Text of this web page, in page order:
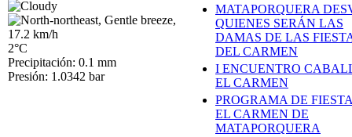
2°C
Precipitación: 0.1 mm
Presión: 1.0342 bar
MATAPORQUERA
QUIENES SERÁN LAS
DAMAS DE LAS
DEL CARMEN
I ENCUENTRO
EL CARMEN
PROGRAMA DE
EL CARMEN DE
MATAPORQUERA